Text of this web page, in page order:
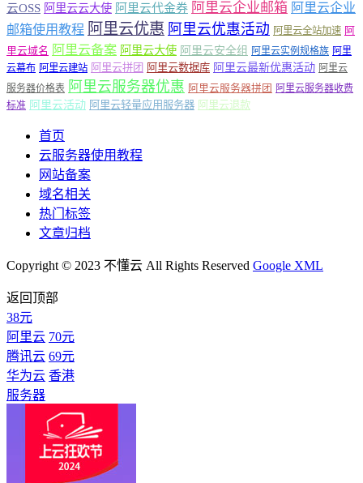
云OSS 阿里云云大使 阿里云代金券 阿里云企业邮箱 阿里云企业
邮箱使用教程 阿里云优惠 阿里云优惠活动 阿里云全站加速 阿
里云域名 阿里云备案 阿里云大使 阿里云安全组 阿里云实例规格族 阿里
云幕布 阿里云建站 阿里云拼团 阿里云数据库 阿里云最新优惠活动 阿里云
服务器价格表 阿里云服务器优惠 阿里云服务器拼团 阿里云服务器收费
标准 阿里云活动 阿里云轻量应用服务器 阿里云退款
首页
云服务器使用教程
网站备案
域名相关
热门标签
文章归档
Copyright © 2023 不懂云 All Rights Reserved Google XML
返回顶部
38元
阿里云 70元
腾讯云 69元
华为云 香港
服务器